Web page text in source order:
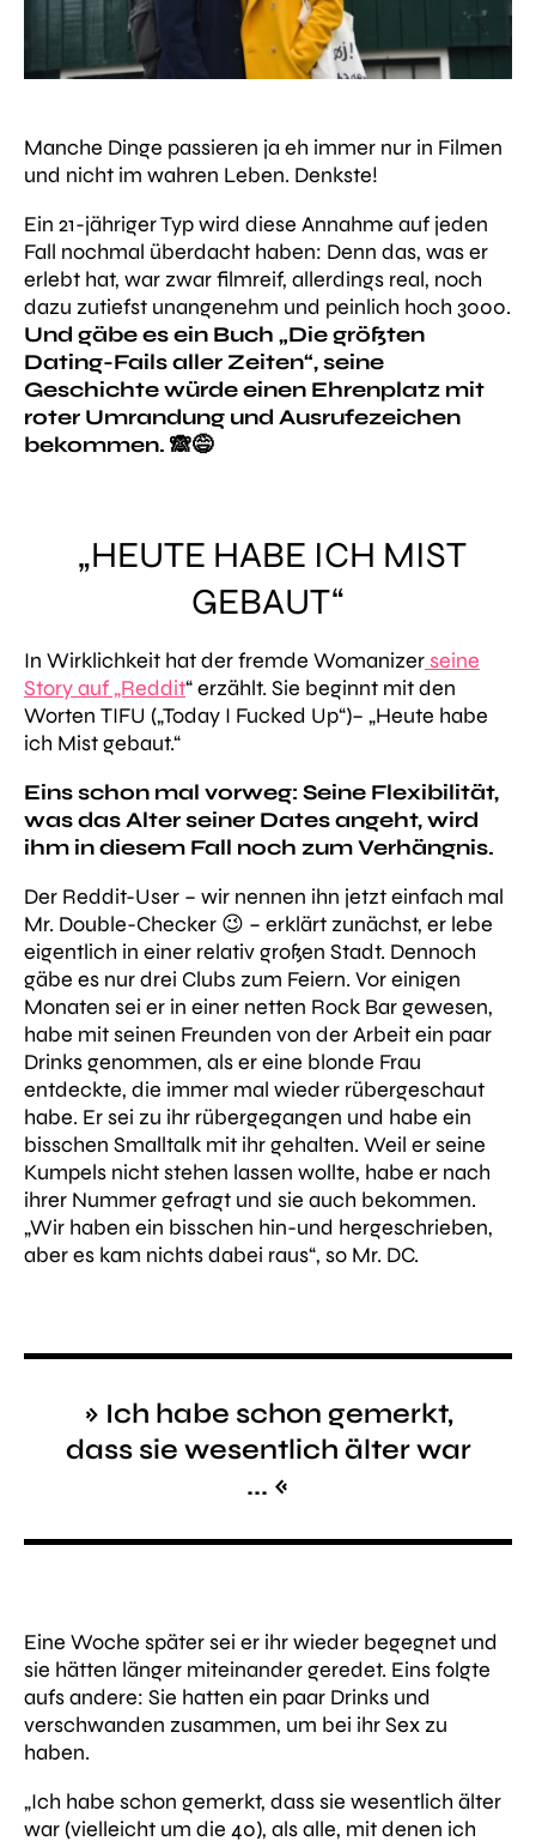
Manche Dinge passieren ja eh immer nur in Filmen
und nicht im wahren Leben. Denkste!
Ein 21-jähriger Typ wird diese Annahme auf jeden
Fall nochmal überdacht haben: Denn das, was er
erlebt hat, war zwar filmreif, allerdings real, noch
dazu zutiefst unangenehm und peinlich hoch 3000.
Und gäbe es ein Buch „Die größten
Dating-Fails aller Zeiten“, seine
Geschichte würde einen Ehrenplatz mit
roter Umrandung und Ausrufezeichen
bekommen. 🙈😅
„HEUTE HABE ICH MIST
GEBAUT“
In Wirklichkeit hat der fremde Womanizerseine
Story auf „Reddit“ erzählt. Sie beginnt mit den
Worten TIFU („Today I Fucked Up“)– „Heute habe
ich Mist gebaut.“
Eins schon mal vorweg: Seine Flexibilität,
was das Alter seiner Dates angeht, wird
ihm in diesem Fall noch zum Verhängnis.
Der Reddit-User – wir nennen ihn jetzt einfach mal
Mr. Double-Checker 😉 – erklärt zunächst, er lebe
eigentlich in einer relativ großen Stadt. Dennoch
gäbe es nur drei Clubs zum Feiern. Vor einigen
Monaten sei er in einer netten Rock Bar gewesen,
habe mit seinen Freunden von der Arbeit ein paar
Drinks genommen, als er eine blonde Frau
entdeckte, die immer mal wieder rübergeschaut
habe. Er sei zu ihr rübergegangen und habe ein
bisschen Smalltalk mit ihr gehalten. Weil er seine
Kumpels nicht stehen lassen wollte, habe er nach
ihrer Nummer gefragt und sie auch bekommen.
„Wir haben ein bisschen hin-und hergeschrieben,
aber es kam nichts dabei raus“, so Mr. DC.
» Ich habe schon gemerkt,
dass sie wesentlich älter war
... «
Eine Woche später sei er ihr wieder begegnet und
sie hätten länger miteinander geredet. Eins folgte
aufs andere: Sie hatten ein paar Drinks und
verschwanden zusammen, um bei ihr Sex zu
haben.
„Ich habe schon gemerkt, dass sie wesentlich älter
war (vielleicht um die 40), als alle, mit denen ich